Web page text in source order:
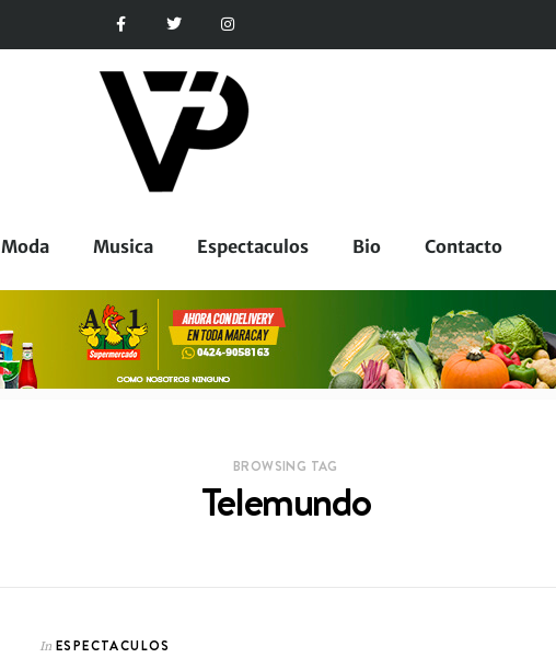
Moda Musica Espectaculos Bio Contacto
BROWSING TAG
Telemundo
In ESPECTACULOS